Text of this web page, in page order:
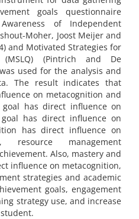
goals questionnaire
of Independent
Moher, Joost Meijer and
and Motivated Strategies for
(MSLQ) (Pintrich and De
used for the analysis and
The result indicates that
on metacognition and
goal has direct influence on
has direct influence on
has direct influence on
resource management
Also, mastery and
influence on metacognition,
strategies and academic
goals, engagement
strategy use, and increase